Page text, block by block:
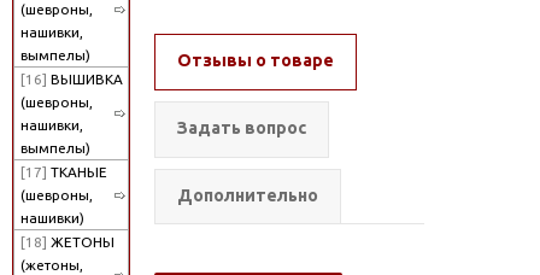
(шевроны,
нашивки,
вымпелы)
[16] ВЫШИВКА
(шевроны,
нашивки,
вымпелы)
[17] ТКАНЫЕ
(шевроны,
нашивки)
[18] ЖЕТОНЫ
(жетоны,
Отзывы о товаре
Задать вопрос
Дополнительно